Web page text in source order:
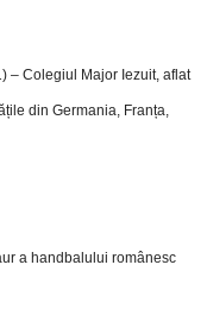
– Colegiul Major Iezuit, aflat
din Germania, Franța,
a handbalului românesc